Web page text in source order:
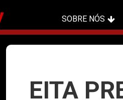
SOBRE NÓS
EITA